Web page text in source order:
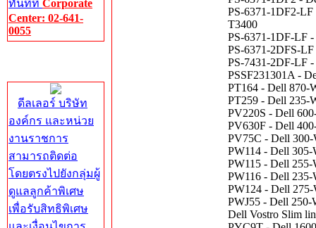
ทันทีที่ Corporate
Center: 02-641-
0055
ดีลเลอร์ บริษัท
องค์กร และหน่วย
งานราชการ
สามารถติดต่อ
โดยตรงไปยังกลุ่มผู้
ดูแลลูกค้าพิเศษ
เพื่อรับสิทธิพิเศษ
PS-6371-1DF2-LF
T3400
PS-6371-1DF-LF
PS-6371-2DFS-
PS-7431-2DF-LF
PSSF231301A -
PT164 - Dell 870-
PT259 - Dell 235-
PV220S - Dell
PV630F - Dell
PV75C - Dell 300-
PW114 - Dell
PW115 - Dell
PW116 - Dell 235-
PW124 - Dell
PWJ55 - Dell 250-
Dell Vostro Slim